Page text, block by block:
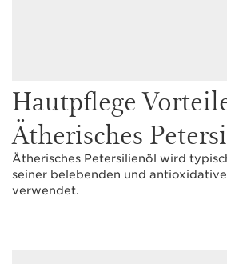
Hautpflege
Ätherisches
Ätherisches Petersilienöl wird
seiner belebenden und
verwendet.